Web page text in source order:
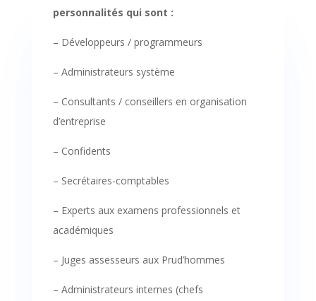
personnalités qui sont :
– Développeurs / programmeurs
– Administrateurs système
– Consultants / conseillers en organisation
d’entreprise
– Confidents
– Secrétaires-comptables
– Experts aux examens professionnels et
académiques
– Juges assesseurs aux Prud’hommes
– Administrateurs internes (chefs